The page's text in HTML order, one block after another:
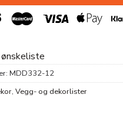
MDD332-12
, Vegg- og dekorlister